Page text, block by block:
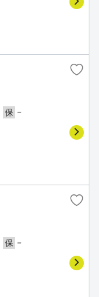
保 －
保 －